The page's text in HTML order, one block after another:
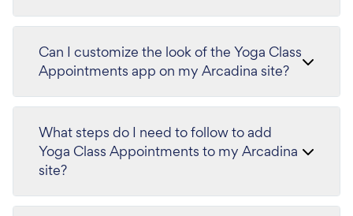
Can I customize the look of the Yoga Class
Appointments app on my Arcadina site?
What steps do I need to follow to add
Yoga Class Appointments to my Arcadina
site?